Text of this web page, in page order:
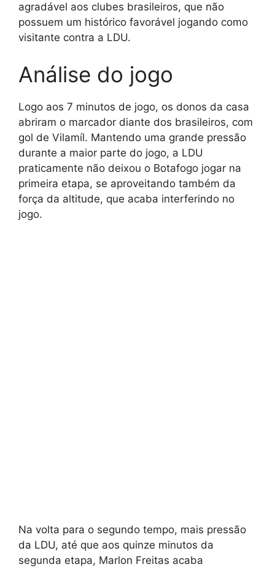
agradável aos clubes brasileiros, que não
possuem um histórico favorável jogando como
visitante contra a LDU.
Análise do jogo
Logo aos 7 minutos de jogo, os donos da casa
abriram o marcador diante dos brasileiros, com
gol de Vilamíl. Mantendo uma grande pressão
durante a maior parte do jogo, a LDU
praticamente não deixou o Botafogo jogar na
primeira etapa, se aproveitando também da
força da altitude, que acaba interferindo no
jogo.
Na volta para o segundo tempo, mais pressão
da LDU, até que aos quinze minutos da
segunda etapa, Marlon Freitas acaba